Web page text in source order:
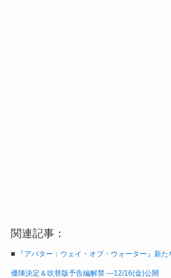
関連記事：
■ 『アバター：ウェイ・オブ・ウォーター』新
優陣決定＆吹替版予告編解禁 ―12/16(金)公開